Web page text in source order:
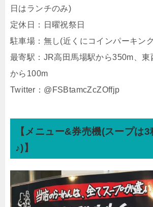
日はランチのみ)
定休日：日曜祝祭日
駐車場：無し(近くにコインパーキング
最寄駅：JR高田馬場駅から350m、東
から100m
Twitter：@FSBtamcZcZOffjp
【メニュー&券売機(スープは
♪)】